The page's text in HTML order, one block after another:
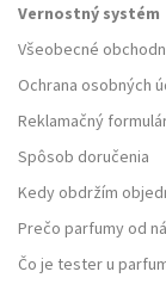
Vernostný systém
Všeobecné
Ochrana osobných
Reklamačný
Spôsob doručenia
Kedy obdržím
Prečo parfumy od
Čo je tester u